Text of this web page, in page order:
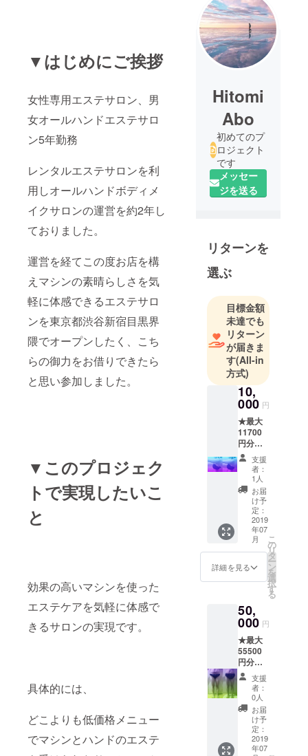
▼はじめにご挨拶
女性専用エステサロン、男
女オールハンドエステサロ
ン5年勤務
レンタルエステサロンを利
用しオールハンドボディメ
イクサロンの運営を約2年し
ておりました。
運営を経てこの度お店を構
えマシンの素晴らしさを気
軽に体感できるエステサロ
ンを東京都渋谷新宿目黒界
隈でオープンしたく、こち
らの御力をお借りできたら
と思い参加しました。
▼このプロジェク
トで実現したいこ
と
効果の高いマシンを使った
エステケアを気軽に体感で
きるサロンの実現です。
具体的には、
どこよりも低価格メニュー
でマシンとハンドのエステ
Hitomi
Abo
初めてのプ
ロジェクト
です
メッセー
ジを送る
リターンを
選ぶ
目標金額
未達でも
リターン
が届きま
す(All-in
方式)
10,
000 円
★最大
11700
円分の
コース
をご提
供いた
しま
す！ ・
60分の
セルフ
ケアエ
ステ１
回分+10
分セル
フケア
円相当)
or ・
6500sh
ot分の
HIFU(S
UPER
HIFU
シャ
ワー)+1
000sho
tご提供
(11250
円相当)
支援
者：
1人
お届
け予
定：
2019
年07
月
詳細を見る
こ
の
リ
タ
ー
ン
を
選
択
す
る
50,
000 円
★最大
55500
円分の
コース
をご提
供いた
しま
す！ ・
50000
円分セ
ルフケ
支援
者：
0人
お届
け予
定：
2019
年07